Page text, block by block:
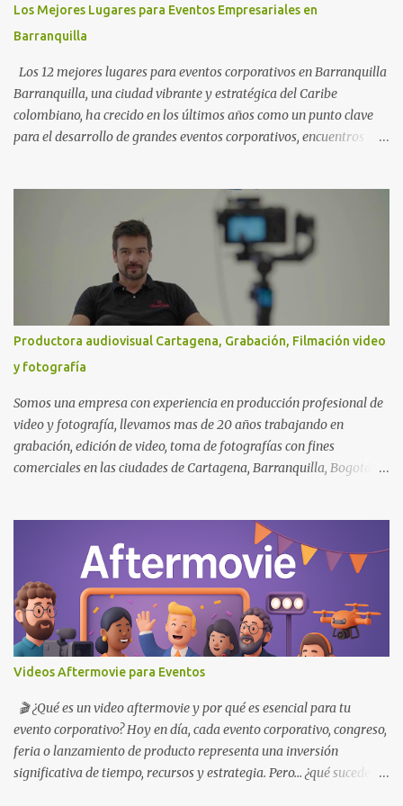
Los Mejores Lugares para Eventos Empresariales en
Barranquilla
Los 12 mejores lugares para eventos corporativos en Barranquilla
Barranquilla, una ciudad vibrante y estratégica del Caribe
colombiano, ha crecido en los últimos años como un punto clave
para el desarrollo de grandes eventos corporativos, encuentros
empresas eligen esta ciudad como el escenario ideal para sus
celebraciones y reuniones. Si estás planeando un evento
importante, aquí te compartimos una guía cercana y detallada de
12 lugares destacados en Barranquilla , con información útil que te
ayudará a tomar una decisión acertada. 1. Puerta de Oro - Centro
de Eventos del Caribe 📍 Dirección: Vía 40 #79B-06, Barranquilla.
Ubicado junto al río Magdalena, Puerta de Oro es el epicentro de
las grandes ferias y congresos internacionales. Aquí se han
realizado eventos como Expocaribe, Sabor Barranquilla y
congresos médicos internacionales. Con una capacidad para más
d...
Productora audiovisual Cartagena, Grabación, Filmación video
y fotografía
Somos una empresa con experiencia en producción profesional de
video y fotografía, llevamos mas de 20 años trabajando en
grabación, edición de video, toma de fotografías con fines
comerciales en las ciudades de Cartagena, Barranquilla, Bogotá y
Fotografía, Publicidad y Marketing, además de equipos de última
tecnología para el desarrollo de proyectos audiovisuales de
impacto para la industria colombiana e internacional 🎥 Videos
Corporativos y Publicitarios en Cartagena Posiciona tu empresa
con contenido audiovisual de alto nivel 📹 Impacta, convence y
vende con video Hoy más que nunca, las marcas necesitan
conectar con sus públicos de forma visual, clara y poderosa. En
Cartagena , una ciudad llena de historia, turismo y crecimiento
empresarial, un video profesional puede marcar la diferencia
entre ser invisible o inolvidable. En Primedest , cre...
Videos Aftermovie para Eventos
🎬 ¿Qué es un video aftermovie y por qué es esencial para tu
evento corporativo? Hoy en día, cada evento corporativo, congreso,
feria o lanzamiento de producto representa una inversión
significativa de tiempo, recursos y estrategia. Pero… ¿qué sucede